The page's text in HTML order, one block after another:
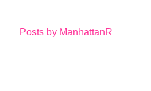
Posts by ManhattanR